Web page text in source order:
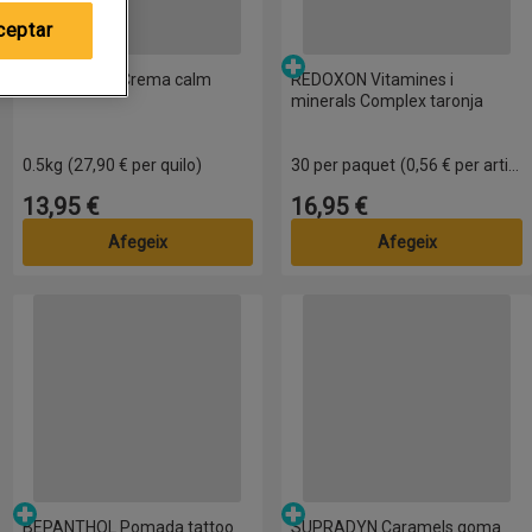
BEPANTHOL Crema calm
0.5kg (27,90 € per quilo)
Preu
13,95 €
Afegeix
Parafarmàcia
REDOXON Vitamines i
minerals Complex taronja
30 per paquet (0,56 € per article)
Preu
16,95 €
Afegeix
Parafarmàcia
BEPANTHOL Pomada tattoo Parafarmàcia
SUPRADYN Caramels goma